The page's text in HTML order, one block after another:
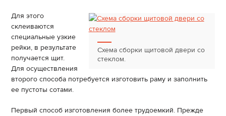
Схема сборки щитовой двери со
стеклом.
Для этого
склеиваются
специальные узкие
рейки, в результате
получается щит.
Для осуществления
второго способа потребуется изготовить раму и заполнить
ее пустоты сотами.
Первый способ изготовления более трудоемкий. Прежде